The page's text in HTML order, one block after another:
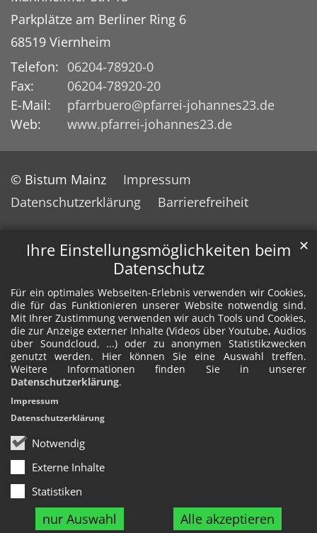
Ihre Einstellungsmöglichkeiten beim
Datenschutz
Für ein optimales Webseiten-Erlebnis verwenden wir Cookies,
die für das Funktionieren unserer Website notwendig sind.
Mit Ihrer Zustimmung verwenden wir auch Tools und Cookies,
die zur Anzeige externer Inhalte (Videos über Youtube, Audios
über Soundcloud, ...) oder zu anonymen Statistikzwecken
genutzt werden. Hier können Sie eine Auswahl treffen.
Weitere Informationen finden Sie in unserer
Datenschutzerklärung.
Notwendig
Externe Inhalte
Statistiken
nur Auswahl Alle akzeptieren
✕
Impressum
Datenschutzerklärung
Parkplätze am Berliner Ring 6
68519 Viernheim
Telefon: 06204-78920-0
Fax:
06204-78920-20
E-Mail:
pfarrbuero@pfarrei-johannes23.de
Web:
www.pfarrei-johannes23.de
© Bistum Mainz
Impressum
Datenschutzerklärung
Barrierefreiheit